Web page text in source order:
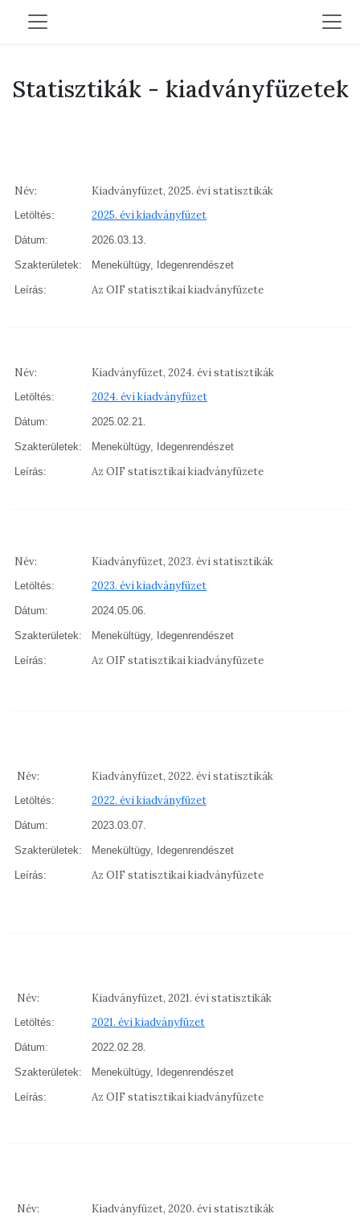
Statisztikák - kiadványfüzetek
Név: Kiadványfüzet, 2025. évi statisztikák
Letöltés: 2025. évi kiadványfüzet
Dátum: 2026.03.13.
Szakterületek: Menekültügy, Idegenrendészet
Leírás: Az OIF statisztikai kiadványfüzete
Név: Kiadványfüzet, 2024. évi statisztikák
Letöltés: 2024. évi kiadványfüzet
Dátum: 2025.02.21.
Szakterületek: Menekültügy, Idegenrendészet
Leírás: Az OIF statisztikai kiadványfüzete
Név: Kiadványfüzet, 2023. évi statisztikák
Letöltés: 2023. évi kiadványfüzet
Dátum: 2024.05.06.
Szakterületek: Menekültügy, Idegenrendészet
Leírás: Az OIF statisztikai kiadványfüzete
Név: Kiadványfüzet, 2022. évi statisztikák
Letöltés: 2022. évi kiadványfüzet
Dátum: 2023.03.07.
Szakterületek: Menekültügy, Idegenrendészet
Leírás: Az OIF statisztikai kiadványfüzete
Név: Kiadványfüzet, 2021. évi statisztikák
Letöltés: 2021. évi kiadványfüzet
Dátum: 2022.02.28.
Szakterületek: Menekültügy, Idegenrendészet
Leírás: Az OIF statisztikai kiadványfüzete
Név: Kiadványfüzet, 2020. évi statisztikák